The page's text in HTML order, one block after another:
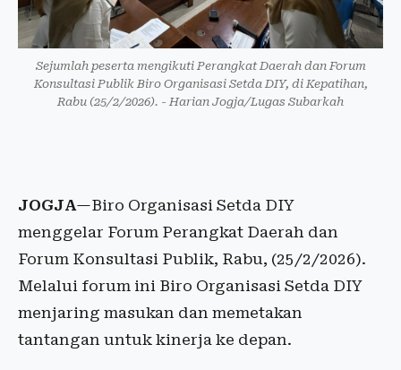
Sejumlah peserta mengikuti Perangkat Daerah dan Forum
Konsultasi Publik Biro Organisasi Setda DIY, di Kepatihan,
Rabu (25/2/2026). - Harian Jogja/Lugas Subarkah
JOGJA—Biro Organisasi Setda DIY
menggelar Forum Perangkat Daerah dan
Forum Konsultasi Publik, Rabu, (25/2/2026).
Melalui forum ini Biro Organisasi Setda DIY
menjaring masukan dan memetakan
tantangan untuk kinerja ke depan.